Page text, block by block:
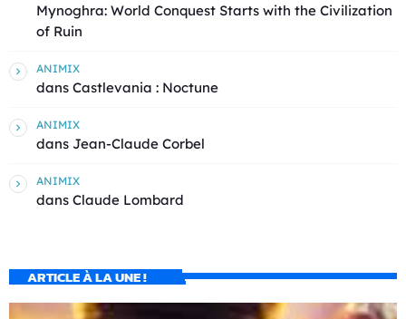
Mynoghra: World Conquest Starts with the Civilization
of Ruin
ANIMIX
dans Castlevania : Noctune
ANIMIX
dans Jean-Claude Corbel
ANIMIX
dans Claude Lombard
ARTICLE À LA UNE !